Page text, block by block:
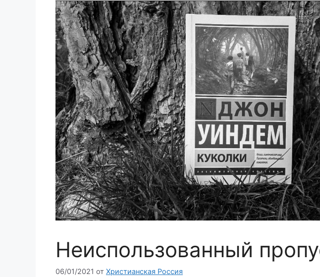
Неиспользованный
06/01/2021 от Христианская Россия